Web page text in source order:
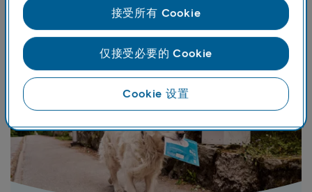
子商务货物而设计，为瑞典和挪威的消费者提供了一种
简便的方式。
Cookie 设置
仅接受必要的 Cookie
接受所有 Cookie